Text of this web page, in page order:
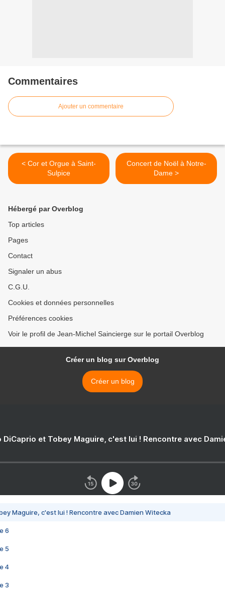
Commentaires
Ajouter un commentaire
< Cor et Orgue à Saint-
Sulpice
Concert de Noël à Notre-
Dame >
Hébergé par Overblog
Top articles
Pages
Contact
Signaler un abus
C.G.U.
Cookies et données personnelles
Préférences cookies
Voir le profil de Jean-Michel Saincierge sur le portail Overblog
Créer un blog sur Overblog
Créer un blog
DiCaprio et Tobey Maguire, c'est lui ! Rencontre avec
Maguire, c'est lui ! Rencontre avec Damien Witecka
6
5
4
3